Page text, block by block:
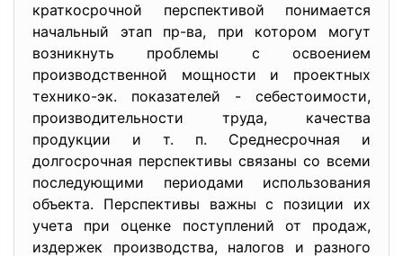
краткосрочной перспективой понимается
начальный этап пр-ва, при котором могут
возникнуть проблемы с освоением
производственной мощности и проектных
технико-эк. показателей - себестоимости,
производительности труда, качества
продукции и т. п. Среднесрочная и
долгосрочная перспективы связаны со всеми
последующими периодами использования
объекта. Перспективы важны с позиции их
учета при оценке поступлений от продаж,
издержек производства, налогов и разного